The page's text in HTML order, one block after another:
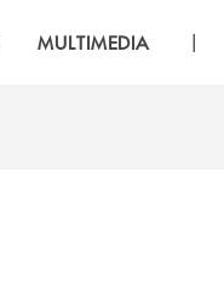
MULTIMEDIA |